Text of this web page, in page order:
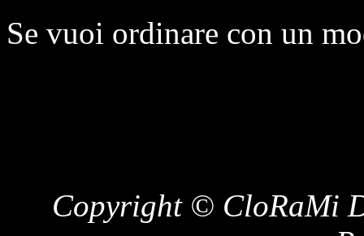
Se vuoi ordinare con un
Copyright © CloRaMi